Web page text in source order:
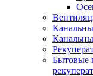
Бытовые